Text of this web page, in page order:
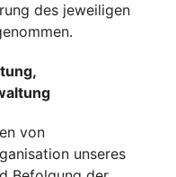
des jeweiligen
von
unseres